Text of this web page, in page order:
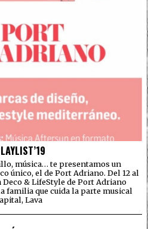
música… te presentamos un
único, el de Port Adriano. Del 12 al
& LifeStyle de Port Adriano
familia que cuida la parte musical
Lava